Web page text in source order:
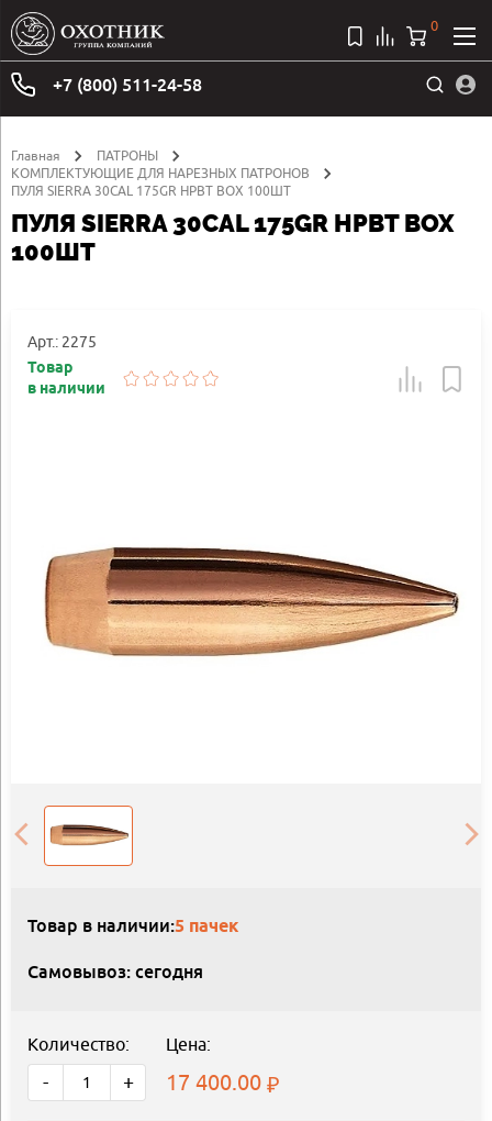
+7 (800) 511-24-58
0
Главная
ПАТРОНЫ
КОМПЛЕКТУЮЩИЕ ДЛЯ НАРЕЗНЫХ ПАТРОНОВ
ПУЛЯ SIERRA 30CAL 175GR HPBT BOX 100ШТ
ПУЛЯ SIERRA 30CAL 175GR HPBT BOX
100ШТ
Арт.: 2275
Товар
в наличии
Товар в наличии:5 пачек
Самовывоз: сегодня
Количество:
- +
Цена:
17 400.00